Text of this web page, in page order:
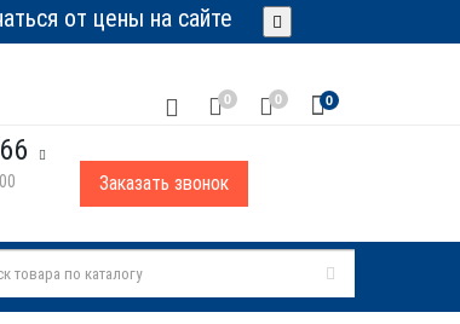
от цены на сайте
0 0 0
Заказать звонок